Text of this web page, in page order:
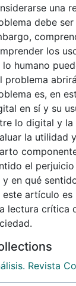
una
debe
los
lo humano
problema
es, en
en sí y su
lo digital y la
la utilidad
el
y en qué
este artículo
lectura crítica
Revista